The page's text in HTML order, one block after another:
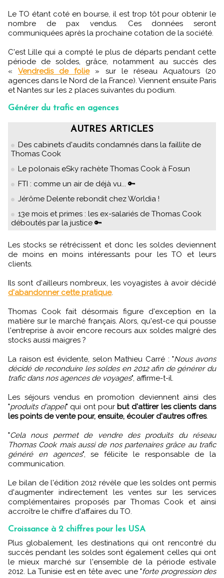
Le TO étant coté en bourse, il est trop tôt pour obtenir le
nombre de pax vendus. Ces données seront
communiquées après la prochaine cotation de la société.
C'est Lille qui a compté le plus de départs pendant cette
période de soldes, grâce, notamment au succès des
«Vendredis de folie» sur le réseau Aquatours (20
agences dans le Nord de la France). Viennent ensuite Paris
et Nantes sur les 2 places suivantes du podium.
Générer du trafic en agences
AUTRES ARTICLES
Des cabinets d'audits condamnés dans la faillite de
Thomas Cook
Le polonais eSky rachète Thomas Cook à Fosun
FTI : comme un air de déjà vu... 🔑
Jérôme Delente rebondit chez Worldia !
13e mois et primes : les ex-salariés de Thomas Cook
déboutés par la justice 🔑
Les stocks se rétrécissent et donc les soldes deviennent
de moins en moins intéressants pour les TO et leurs
clients.
Ils sont d'ailleurs nombreux, les voyagistes à avoir décidé
d'abandonner cette pratique.
Thomas Cook fait désormais figure d'exception en la
matière sur le marché français. Alors, qu'est-ce qui pousse
l'entreprise à avoir encore recours aux soldes malgré des
stocks aussi maigres ?
La raison est évidente, selon Mathieu Carré : "Nous avons
décidé de reconduire les soldes en 2012 afin de générer du
trafic dans nos agences de voyages", affirme-t-il.
Les séjours vendus en promotion deviennent ainsi des
"produits d'appel" qui ont pour but d'attirer les clients dans
les points de vente pour, ensuite, écouler d'autres offres.
"Cela nous permet de vendre des produits du réseau
Thomas Cook mais aussi de nos partenaires grâce au trafic
généré en agences", se félicite le responsable de la
communication.
Le bilan de l'édition 2012 révèle que les soldes ont permis
d'augmenter indirectement les ventes sur les services
complémentaires proposés par Thomas Cook et ainsi
accroître le chiffre d'affaires du TO.
Croissance à 2 chiffres pour les USA
Plus globalement, les destinations qui ont rencontré du
succès pendant les soldes sont également celles qui ont
le mieux marché sur l'ensemble de la période estivale
2012. La Tunisie est en tête avec une "forte progression des